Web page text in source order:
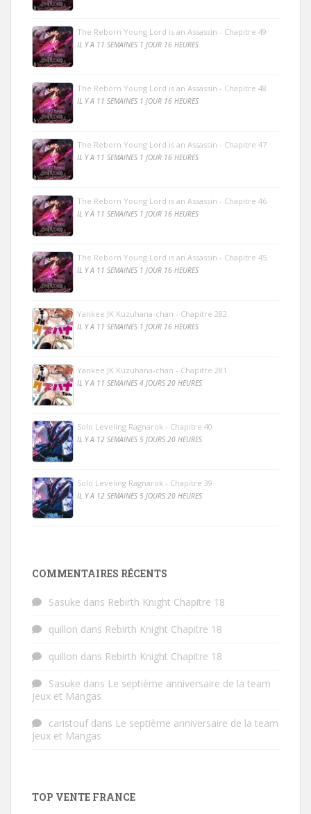
The Reborn Young Lord is an Assassin - Chapitre 49
IL Y A 11 SEMAINES 1 JOUR 16 HEURES
The Reborn Young Lord is an Assassin - Chapitre 48
IL Y A 11 SEMAINES 1 JOUR 16 HEURES
The Reborn Young Lord is an Assassin - Chapitre 47
IL Y A 11 SEMAINES 1 JOUR 16 HEURES
The Reborn Young Lord is an Assassin - Chapitre 46
IL Y A 11 SEMAINES 1 JOUR 16 HEURES
The Reborn Young Lord is an Assassin - Chapitre 45
IL Y A 11 SEMAINES 1 JOUR 16 HEURES
Yankee JK Kuzuhana-chan - Chapitre 282
IL Y A 11 SEMAINES 1 JOUR 16 HEURES
Yankee JK Kuzuhana-chan - Chapitre 281
IL Y A 11 SEMAINES 4 JOURS 20 HEURES
Solo Leveling Ragnarok - Chapitre 40
IL Y A 12 SEMAINES 5 JOURS 20 HEURES
Solo Leveling Ragnarok - Chapitre 39
IL Y A 12 SEMAINES 5 JOURS 20 HEURES
COMMENTAIRES RÉCENTS
Sasuke dans Rebirth Knight Chapitre 18
quillon dans Rebirth Knight Chapitre 18
quillon dans Rebirth Knight Chapitre 18
Sasuke dans Le septième anniversaire de la team
Jeux et Mangas
caristoufdans Le septième anniversaire de la team
Jeux et Mangas
TOP VENTE FRANCE